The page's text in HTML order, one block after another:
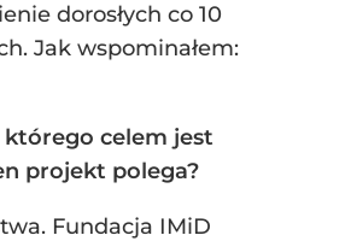
dorosłych co 10
Jak wspominałem:
którego celem jest
projekt polega?
Fundacja IMiD